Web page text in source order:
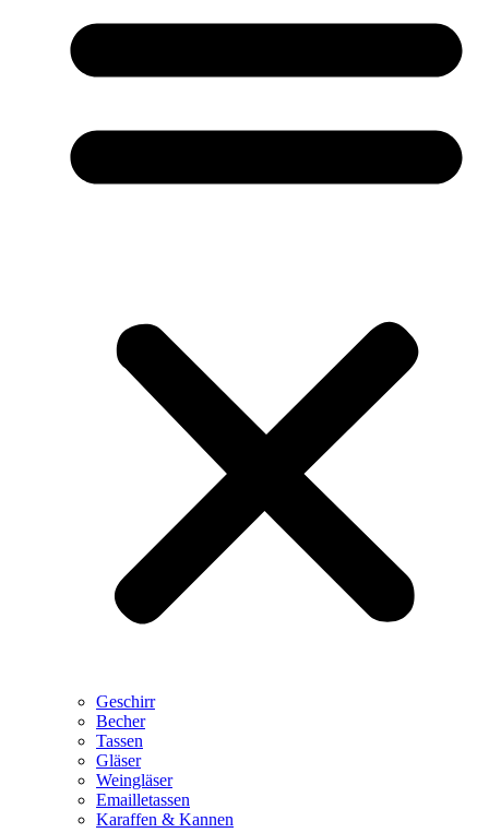
Geschirr
Becher
Tassen
Gläser
Weingläser
Emailletassen
Karaffen & Kannen